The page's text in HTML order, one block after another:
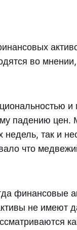
во
падению цен.
недель, так и
что
финансовые
не имеют